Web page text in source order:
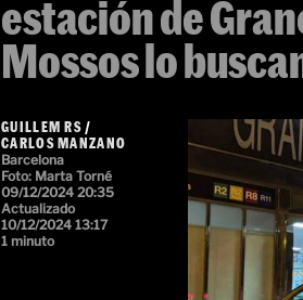
estación de
Mossos lo
GUILLEM RS /
CARLOS MANZANO
Barcelona
Foto: Marta Torné
09/12/2024 20:35
Actualizado
10/12/2024 13:17
1 minuto